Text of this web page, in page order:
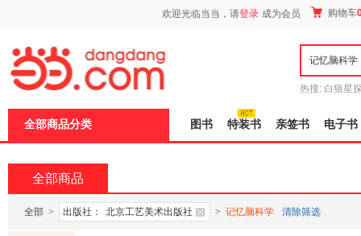
欢迎光临当当，请登录 成为会员 购物车
热搜: 白狼星
全部商品分类 图书 特装书 亲签书 电子书
全部商品
全部 > 出版社： 北京工艺美术出版社 > 记忆脑科学 清除筛选
页
加